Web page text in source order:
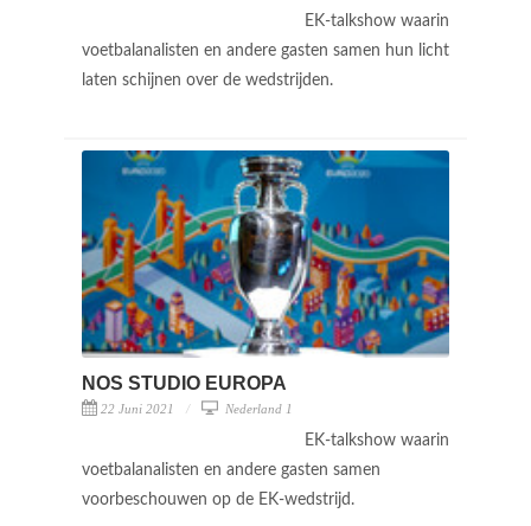
EK-talkshow waarin
voetbalanalisten en andere gasten samen hun licht
laten schijnen over de wedstrijden.
NOS STUDIO EUROPA
22 Juni 2021 Nederland 1
EK-talkshow waarin
voetbalanalisten en andere gasten samen
voorbeschouwen op de EK-wedstrijd.